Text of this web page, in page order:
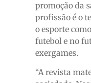
promoção da
profissão é o
o esporte
futebol e no
exergames.
“A revista